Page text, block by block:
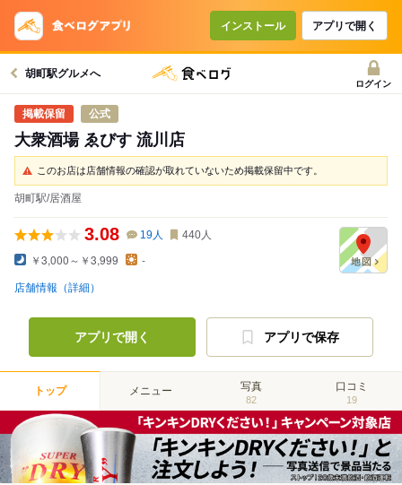
インストール アプリで開く
胡町駅グルメへ
ログイン
公式
大衆酒場 ゑびす 流川店
このお店は店舗情報の確認が取れていないため掲載保留中です。
胡町駅/居酒屋
3.08 19人 440人
￥3,000～￥3,999 -
店舗情報（詳細）
アプリで開く アプリで保存
トップ メニュー 写真
82
口コミ
19